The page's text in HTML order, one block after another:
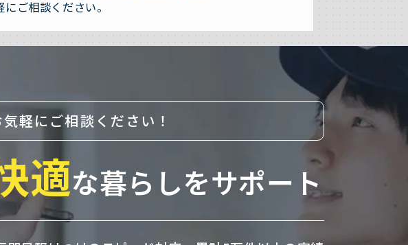
ご相談ください。
軽にご相談ください！
適な暮らしをサポート